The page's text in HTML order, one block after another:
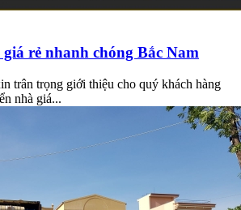
rẻ nhanh chóng Bắc Nam
trân trọng giới thiệu cho quý khách hàng
nhà giá...